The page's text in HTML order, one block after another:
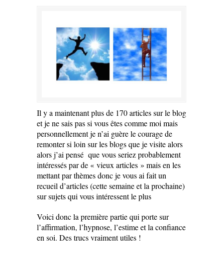
Il y a maintenant plus de 170 articles sur le blog
et je ne sais pas si vous êtes comme moi mais
personnellement je n’ai guère le courage de
remonter si loin sur les blogs que je visite alors
alors j’ai pensé que vous seriez probablement
intéressés par de « vieux articles » mais en les
mettant par thèmes donc je vous ai fait un
recueil d’articles (cette semaine et la prochaine)
sur sujets qui vous intéressent le plus
Voici donc la première partie qui porte sur
l’affirmation, l’hypnose, l’estime et la confiance
en soi. Des trucs vraiment utiles !